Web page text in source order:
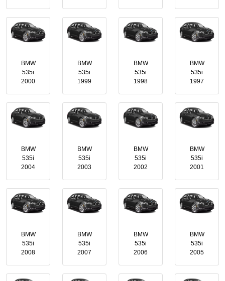
BMW
535i
1997
BMW
535i
1998
BMW
535i
1999
BMW
535i
2000
BMW
535i
2001
BMW
535i
2002
BMW
535i
2003
BMW
535i
2004
BMW
535i
2005
BMW
535i
2006
BMW
535i
2007
BMW
535i
2008